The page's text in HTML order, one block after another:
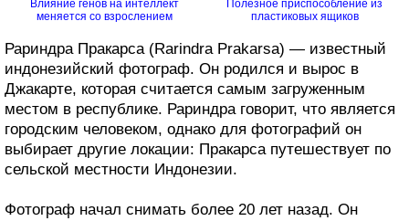
Влияние генов на интеллект
меняется со взрослением
Полезное приспособление из
пластиковых ящиков
Рариндра Пракарса (Rarindra Prakarsa) — известный
индонезийский фотограф. Он родился и вырос в
Джакарте, которая считается самым загруженным
местом в республике. Рариндра говорит, что является
городским человеком, однако для фотографий он
выбирает другие локации: Пракарса путешествует по
сельской местности Индонезии.
Фотограф начал снимать более 20 лет назад. Он